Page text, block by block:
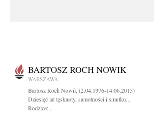
BARTOSZ ROCH NOWIK
WARSZAWA
Bartosz Roch Nowik (2.04.1976-14.06.2015)
Dziesięć lat tęsknoty, samotności i smutku...
Rodzice:...